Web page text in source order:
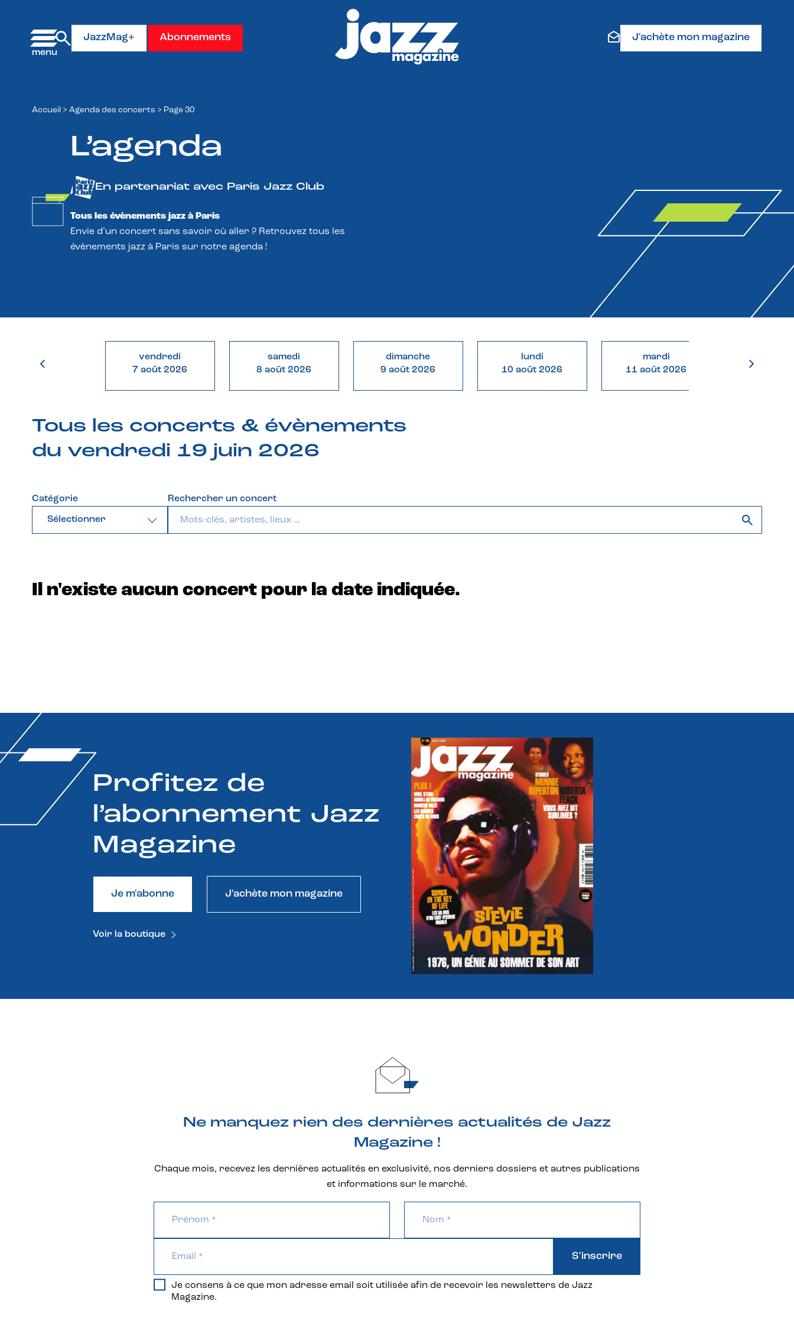
JazzMag+ Abonnements J'achète mon magazine
Accueil > Agenda des concerts > Page 30
L’agenda
En partenariat avec Paris Jazz Club
Tous les évènements jazz à Paris
Envie d’un concert sans savoir où aller ? Retrouvez tous les
évènements jazz à Paris sur notre agenda !
vendredi
7 août 2026
samedi
8 août 2026
dimanche
9 août 2026
lundi
10 août 2026
mardi
11 août 2026
12 août
Tous les concerts & évènements
du vendredi 19 juin 2026
Catégorie
Sélectionner
Rechercher un concert
Il n'existe aucun concert pour la date indiquée.
Profitez de
l’abonnement Jazz
Magazine
Je m'abonne J'achète mon magazine
Voir la boutique
Ne manquez rien des dernières actualités de Jazz
Magazine !
Chaque mois, recevez les dernières actualités en exclusivité, nos derniers dossiers et autres publications
et informations sur le marché.
Je consens à ce que mon adresse email soit utilisée afin de recevoir les newsletters de Jazz
Magazine.
S'inscrire